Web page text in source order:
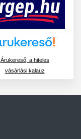
Árukereső, a hiteles
vásárlási kalauz